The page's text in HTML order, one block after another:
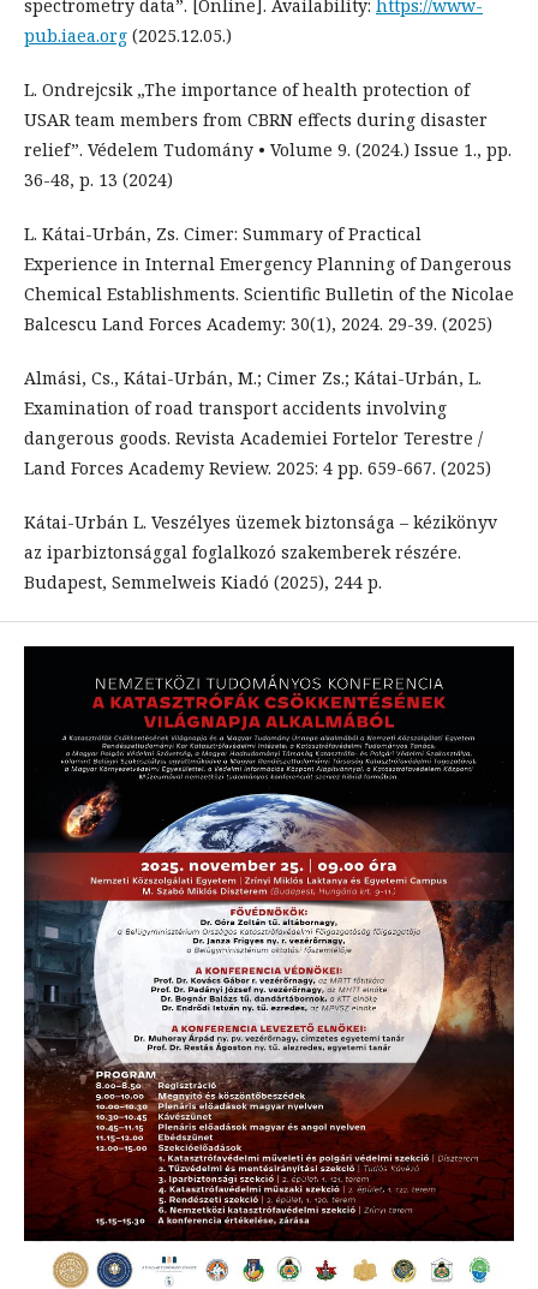
spectrometry data”. [Online]. Availability: https://www-
pub.iaea.org (2025.12.05.)
L. Ondrejcsik „The importance of health protection of
USAR team members from CBRN effects during disaster
relief”. Védelem Tudomány • Volume 9. (2024.) Issue 1., pp.
36-48, p. 13 (2024)
L. Kátai-Urbán, Zs. Cimer: Summary of Practical
Experience in Internal Emergency Planning of Dangerous
Chemical Establishments. Scientific Bulletin of the Nicolae
Balcescu Land Forces Academy: 30(1), 2024. 29-39. (2025)
Almási, Cs., Kátai-Urbán, M.; Cimer Zs.; Kátai-Urbán, L.
Examination of road transport accidents involving
dangerous goods. Revista Academiei Fortelor Terestre /
Land Forces Academy Review. 2025: 4 pp. 659-667. (2025)
Kátai-Urbán L. Veszélyes üzemek biztonsága – kézikönyv
az iparbiztonsággal foglalkozó szakemberek részére.
Budapest, Semmelweis Kiadó (2025), 244 p.